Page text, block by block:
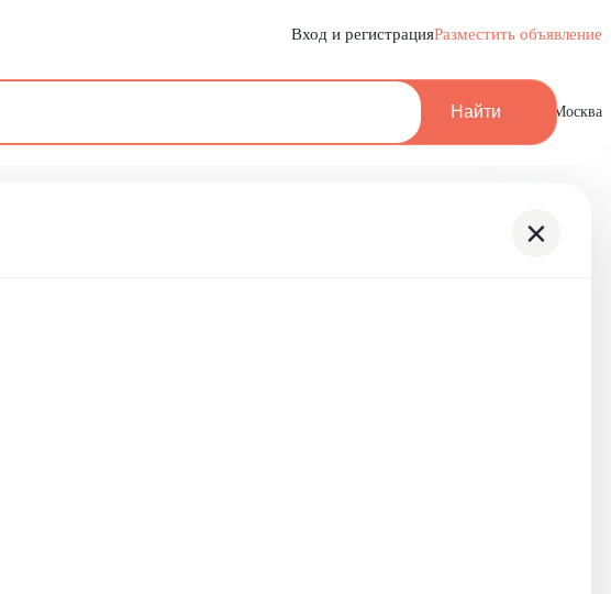
Вход и регистрацияРазместить объявление
Найти Москва
×